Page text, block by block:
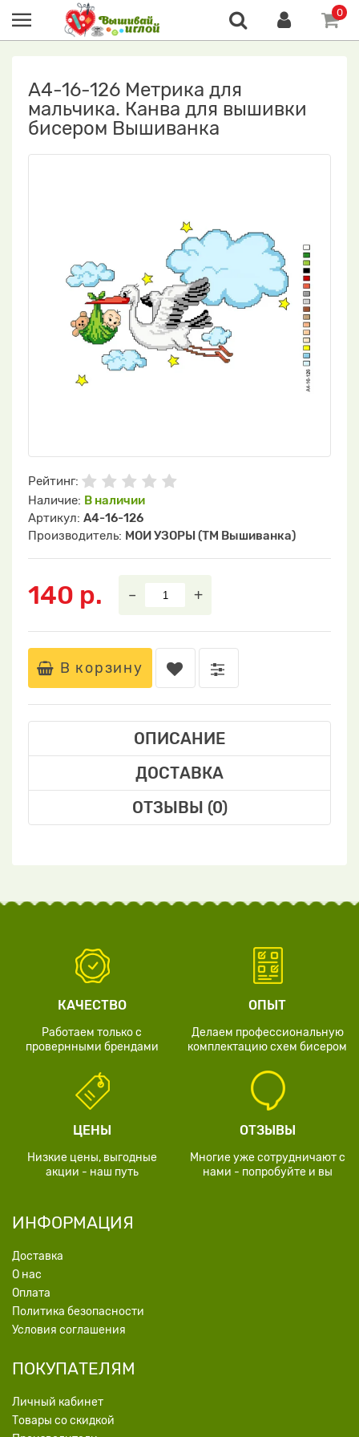
0
А4-16-126 Метрика для
мальчика. Канва для вышивки
бисером Вышиванка
Рейтинг:
Наличие: В наличии
Артикул: А4-16-126
Производитель: МОИ УЗОРЫ (ТМ Вышиванка)
140 р. – +
В корзину
ОПИСАНИЕ
ДОСТАВКА
ОТЗЫВЫ (0)
КАЧЕСТВО
Работаем только с
провернными брендами
ОПЫТ
Делаем профессиональную
комплектацию схем бисером
ЦЕНЫ
Низкие цены, выгодные
акции - наш путь
ОТЗЫВЫ
Многие уже сотрудничают с
нами - попробуйте и вы
ИНФОРМАЦИЯ
Доставка
О нас
Оплата
Политика безопасности
Условия соглашения
ПОКУПАТЕЛЯМ
Личный кабинет
Товары со скидкой